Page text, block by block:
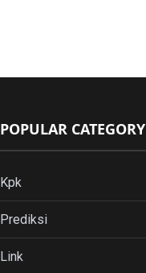
POPULAR CATEGORY
Kpk
Prediksi
Link